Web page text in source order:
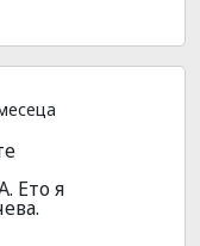
Ето я